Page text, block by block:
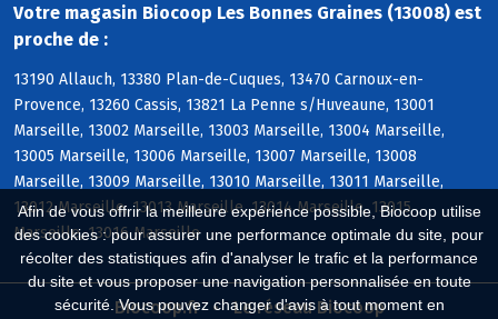
Afin de vous offrir la meilleure expérience possible, Biocoop utilise
des cookies : pour assurer une performance optimale du site, pour
récolter des statistiques afin d'analyser le trafic et la performance
du site et vous proposer une navigation personnalisée en toute
sécurité. Vous pouvez changer d'avis à tout moment en
Votre magasin Biocoop Les Bonnes Graines (13008) est
proche de :
13190 Allauch, 13380 Plan-de-Cuques, 13470 Carnoux-en-
Provence, 13260 Cassis, 13821 La Penne s/Huveaune, 13001
Marseille, 13002 Marseille, 13003 Marseille, 13004 Marseille,
13005 Marseille, 13006 Marseille, 13007 Marseille, 13008
Marseille, 13009 Marseille, 13010 Marseille, 13011 Marseille,
13012 Marseille, 13013 Marseille, 13014 Marseille, 13015
Marseille, 13016 Marseille
Biocoop.fr Le réseau Biocoop